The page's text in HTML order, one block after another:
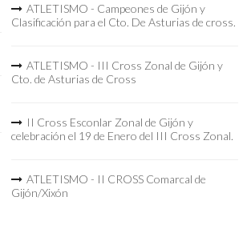
ATLETISMO - Campeones de Gijón y
Clasificación para el Cto. De Asturias de cross.
ATLETISMO - III Cross Zonal de Gijón y
Cto. de Asturias de Cross
II Cross Esconlar Zonal de Gijón y
celebración el 19 de Enero del III Cross Zonal.
ATLETISMO - II CROSS Comarcal de
Gijón/Xixón